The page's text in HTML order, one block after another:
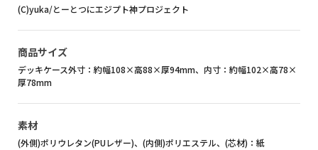
(C)yuka/とーとつにエジプト神プロジェクト
商品サイズ
デッキケース外寸：約幅108×高88×厚94mm、内寸：約幅102×高78×
厚78mm
素材
(外側)ポリウレタン(PUレザー)、(内側)ポリエステル、(芯材)：紙